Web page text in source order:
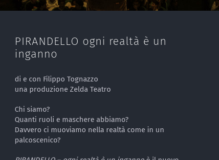
PIRANDELLO ogni realtà è un
inganno
di e con Filippo Tognazzo
una produzione Zelda Teatro
Chi siamo?
Quanti ruoli e maschere abbiamo?
Davvero ci muoviamo nella realtà come in un
palcoscenico?